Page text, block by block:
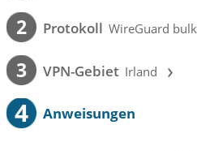
2 Protokoll WireGuard bulk
3 VPN-Gebiet Irland ›
4 Anweisungen